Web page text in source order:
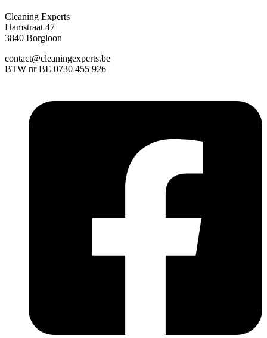
Cleaning Experts
Hamstraat 47
3840 Borgloon
contact@cleaningexperts.be
BTW nr BE 0730 455 926